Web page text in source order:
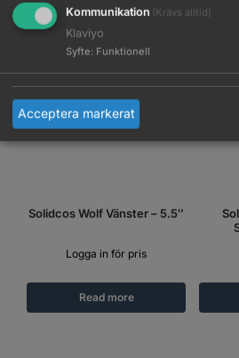
Solidcos Wolf Vänster – 5.5″
Logga in för pris
Read more
Kommunikation (Krävs alltid)
Klaviyo
Syfte: Funktionell
Acceptera markerat